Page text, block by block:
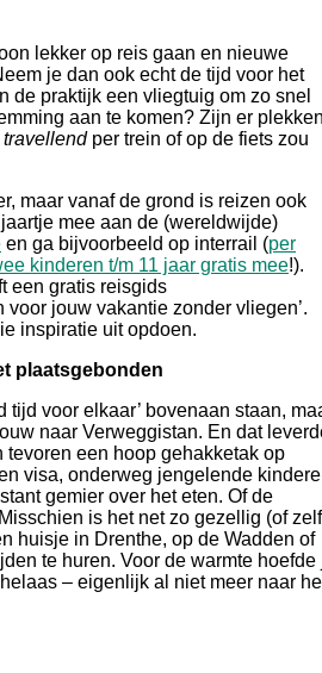
lekker op reis gaan en nieuwe
je dan ook echt de tijd voor het
de praktijk een vliegtuig om zo snel
aan te komen? Zijn er
per trein of op de fiets zou
maar vanaf de grond is reizen ook
mee aan de (wereldwijde)
en ga bijvoorbeeld op interrail (per
kinderen t/m 11 jaar gratis mee!).
een gratis reisgids
voor jouw vakantie zonder vliegen’.
inspiratie uit opdoen.
plaatsgebonden
tijd voor elkaar’ bovenaan staan,
naar Verweggistan. En dat
tevoren een hoop gehakketak op
visa, onderweg jengelende
gemier over het eten. Of de
is het net zo gezellig (of
huisje in Drenthe, op de Wadden of
te huren. Voor de warmte hoefde
– eigenlijk al niet meer naar